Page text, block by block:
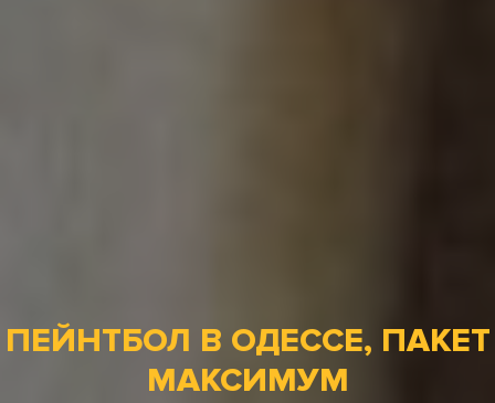
ПЕЙНТБОЛ В ОДЕССЕ, ПАКЕТ
МАКСИМУМ